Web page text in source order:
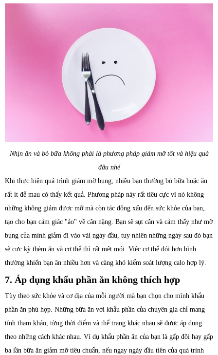
Nhịn ăn và bỏ bữa không phải là phương pháp giảm mỡ tốt và hiệu quả
đâu nhé
Khi thực hiện quá trình giảm mỡ bụng, nhiều bạn thường bỏ bữa hoặc ăn
rất ít để mau có thấy kết quả. Phương pháp này rất tiêu cực vì nó không
những không giảm được mỡ mà còn tác động xấu đến sức khỏe của bạn,
tạo cho bạn cảm giác "ảo" về cân nặng. Bạn sẽ sụt cân và cảm thấy như mỡ
bụng của mình giảm đi vào vài ngày đầu, tuy nhiên những ngày sau đó bạn
sẽ cực kỳ thèm ăn và cơ thể thì rất mệt mỏi. Việc cơ thể đói hơn bình
thường khiến bạn ăn nhiều hơn và càng khó kiểm soát lượng calo hợp lý.
7. Áp dụng khẩu phần ăn không thích hợp
Tùy theo sức khỏe và cơ địa của mỗi người mà bạn chọn cho mình khẩu
phần ăn phù hợp. Những bữa ăn với khẩu phần của chuyên gia chỉ mang
tính tham khảo, từng thời điểm và thể trạng khác nhau sẽ được áp dụng
theo những cách khác nhau. Ví dụ khẩu phần ăn của bạn là gấp đôi hay gấp
ba lần bữa ăn giảm mỡ tiêu chuẩn, nếu ngay ngày đầu tiên của quá trình